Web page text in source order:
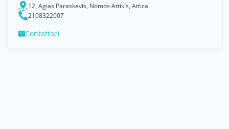
12, Agias Paraskevis, Nomós Attikís, Attica
2108322007
Contattaci